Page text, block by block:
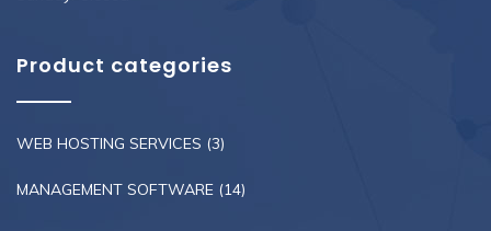
Product categories
WEB HOSTING SERVICES (3)
MANAGEMENT SOFTWARE (14)